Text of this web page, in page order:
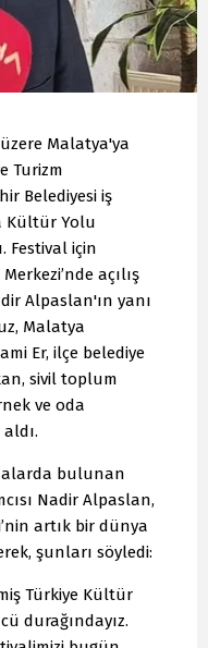
Malatya'ya
Turizm
Belediyesi iş
Kültür Yolu
Festival için
açılış
Alpaslan'ın yanı
Malatya
Er, ilçe belediye
sivil toplum
ve oda
bulunan
Nadir Alpaslan,
artık bir dünya
şunları söyledi:
Türkiye Kültür
durağındayız.